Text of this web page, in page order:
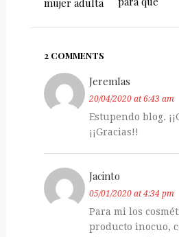
mujer adulta
2 COMMENTS
JeremIas
20/04/2020 at 6:43 am
Estupendo blog.
¡¡Gracias!!
Jacinto
05/01/2020 at 4:34 pm
Para mi los
producto inocuo,